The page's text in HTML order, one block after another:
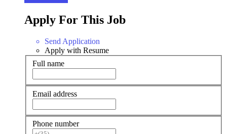
Apply For This Job
Send Application
Apply with Resume
Full name
Email address
Phone number